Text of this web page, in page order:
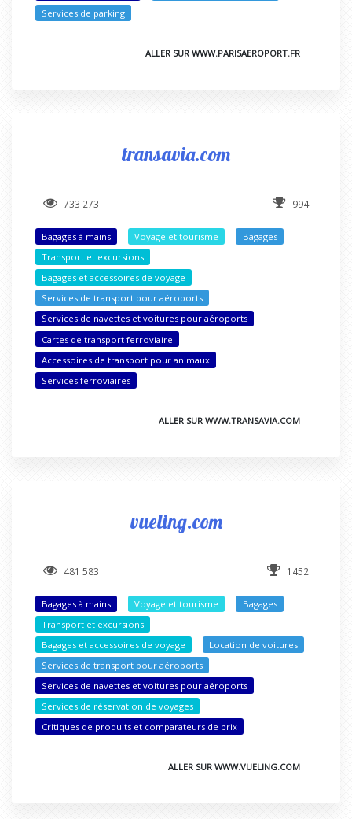
Services de parking
ALLER SUR WWW.PARISAEROPORT.FR
transavia.com
733 273 994
Bagages à mains Voyage et tourisme
Bagages
Transport et excursions
Bagages et accessoires de voyage
Services de transport pour aéroports
Services de navettes et voitures pour aéroports
Cartes de transport ferroviaire
Accessoires de transport pour animaux
Services ferroviaires
ALLER SUR WWW.TRANSAVIA.COM
vueling.com
481 583 1452
Bagages à mains Voyage et tourisme
Bagages
Transport et excursions
Bagages et accessoires de voyage
Location de voitures
Services de transport pour aéroports
Services de navettes et voitures pour aéroports
Services de réservation de voyages
Critiques de produits et comparateurs de prix
ALLER SUR WWW.VUELING.COM